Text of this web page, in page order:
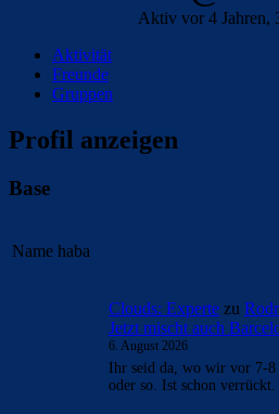
Aktiv vor 4 Jahren,
Aktivität
Freunde
Gruppen
Profil anzeigen
Base
Name haba
Clouds: Experte zu
Jetzt mischt auch
6. August 2026
Ihr seid da, wo wir vor 7-8
oder so. Ist schon